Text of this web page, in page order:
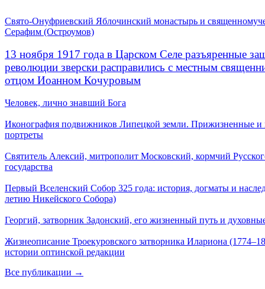
Свято-Онуфриевский Яблочинский монастырь и
Серафим (Остроумов)
13 ноября 1917 года в Царском Селе разъяренные
революции зверски расправились с местным
отцом Иоанном Кочуровым
Человек, лично знавший Бога
Иконография подвижников Липецкой земли. Прижизненные и
портреты
Святитель Алексий, митрополит Московский, кормчий
государства
Первый Вселенский Собор 325 года: история, догматы и
летию Никейского Собора)
Георгий, затворник Задонский, его жизненный путь и
Жизнеописание Троекуровского затворника Илариона
истории оптинской редакции
Все публикации →